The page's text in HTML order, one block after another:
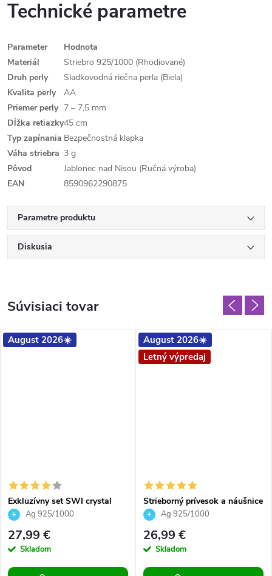
Technické parametre
Parameter
Hodnota
Materiál
Striebro 925/1000 (Rhodiované)
Druh perly
Sladkovodná riečna perla (Biela)
Kvalita perly
AA
Priemer perly 7 – 7,5 mm
Dĺžka retiazky45 cm
Typ zapínania Bezpečnostná klapka
Váha striebra 3 g
Pôvod
Jablonec nad Nisou (Ručná výroba)
EAN
8590962290875
Parametre produktu
Diskusia
Súvisiaci tovar
August 2026☀️
Exkluzívny set SWI crystal
1594 14 mm
Ag 925/1000
27,99 €
Skladom
August 2026☀️
Letný výpredaj
Strieborný prívesok a náušnice
srdce Crystal Vitrail Light
Ag 925/1000
26,99 €
Skladom